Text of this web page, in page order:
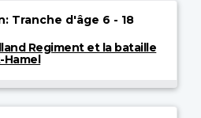
Tranche d'âge 6 - 18
Regiment et la bataille
Hamel